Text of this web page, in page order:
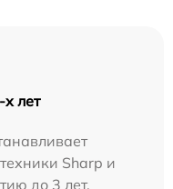
лет
Sharp и
до 3 лет.